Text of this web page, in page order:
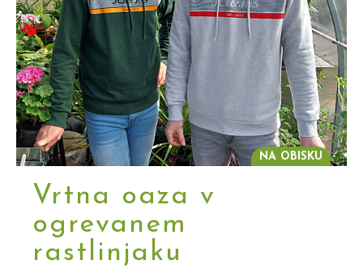
NA OBISKU
Vrtna oaza v
ogrevanem
rastlinjaku